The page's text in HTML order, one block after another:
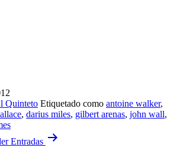
Quinteto Etiquetado como antoine walker,
, darius miles, gilbert arenas, john wall,
Entradas